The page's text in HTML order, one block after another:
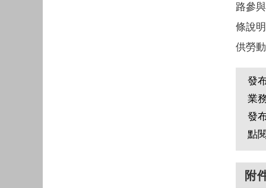
路參
條說
供勞
發
業
發
點
附